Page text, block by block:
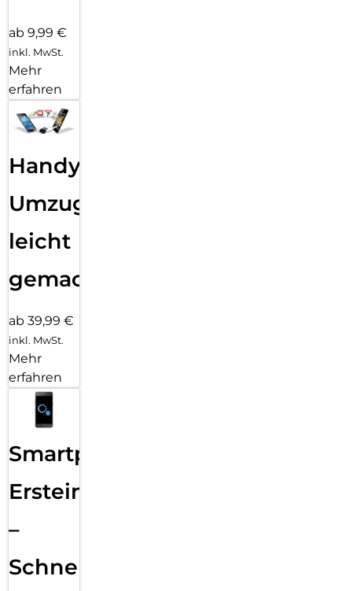
ab 9,99 €
inkl. MwSt.
Mehr
erfahren
Handy
Umzug
leicht
gemacht!
ab 39,99 €
inkl. MwSt.
Mehr
erfahren
Smartphone
Ersteinrichtung
–
Schnelle